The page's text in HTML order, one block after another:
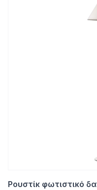
Ρουστίκ φωτιστικό